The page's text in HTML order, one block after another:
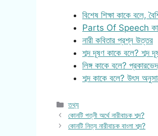
বিশেষ শিক্ষা কাকে বলে,
Parts Of Speech
নারী কবিতার প্রশ্ন উত্তর
শব্দ দূষণ কাকে বলে? শব্দ
লিঙ্গ কাকে বলে?
শব্দ কাকে বলে? উৎস
Categories
তথ্য
কোনটি পত্নী অর্থে নারীবাচক শব্দ?
কোনটি নিত্য নারীবাচক বাংলা শব্দ?